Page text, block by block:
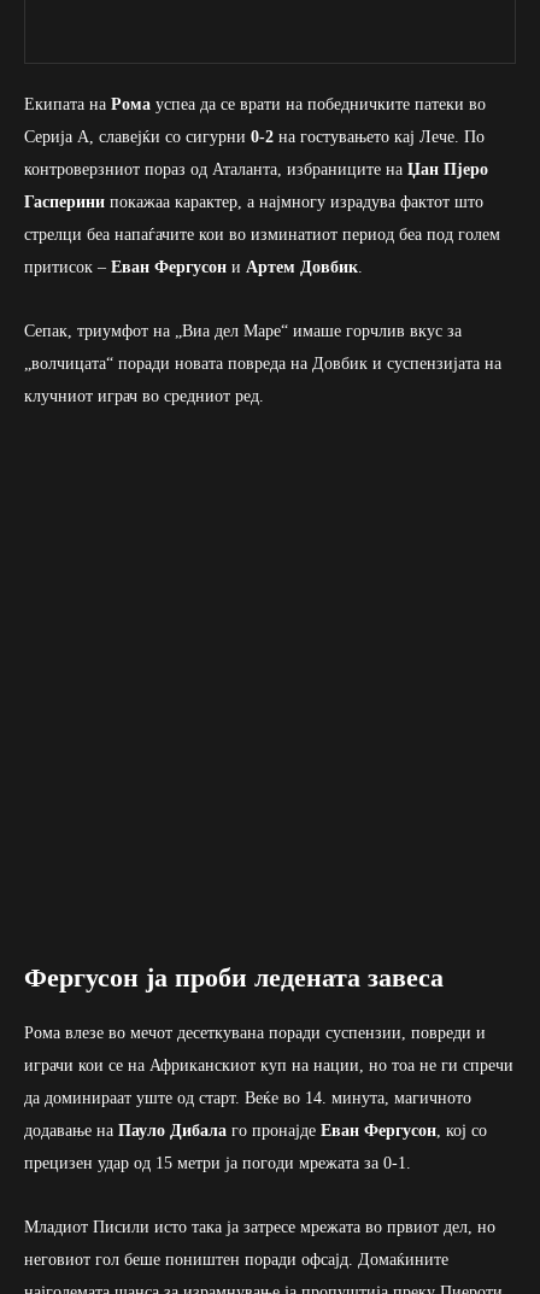
Екипата на Рома успеа да се врати на победничките патеки во
Серија А, славејќи со сигурни 0-2 на гостувањето кај Лече. По
контроверзниот пораз од Аталанта, избраниците на Џан Пјеро
Гасперини покажаа карактер, а најмногу израдува фактот што
стрелци беа напаѓачите кои во изминатиот период беа под голем
притисок – Еван Фергусон и Артем Довбик
Сепак, триумфот на „Виа дел Маре“ имаше горчлив вкус за
„волчицата“ поради новата повреда на Довбик и суспензијата на
клучниот играч во средниот ред.
Фергусон ја проби ледената завеса
Рома влезе во мечот десеткувана поради суспензии, повреди и
играчи кои се на Африканскиот куп на нации, но тоа не ги спречи
да доминираат уште од старт. Веќе во 14. минута, магичното
додавање на Пауло Дибала го пронајде Еван Фергусон , кој со
прецизен удар од 15 метри ја погоди мрежата за 0-1.
Младиот Писили исто така ја затресе мрежата во првиот дел, но
неговиот гол беше поништен поради офсајд. Домаќините